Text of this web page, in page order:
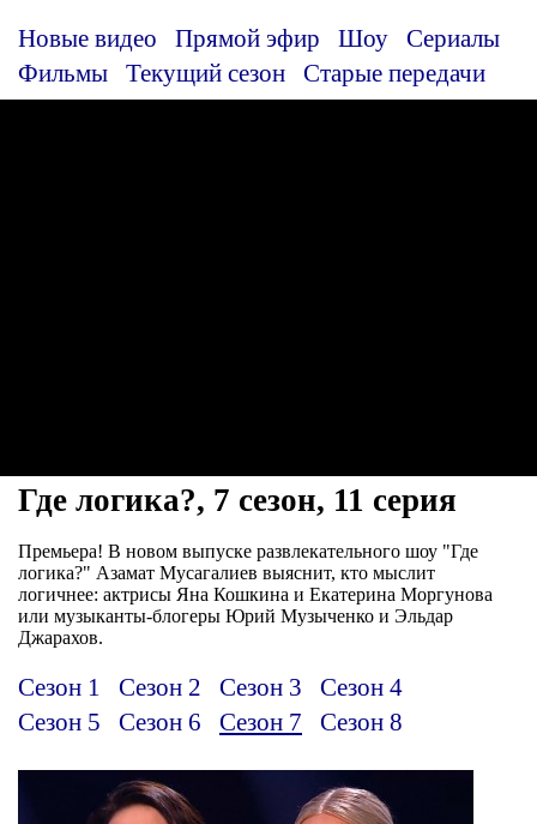
Новые видео Прямой эфир Шоу
Сериалы
Фильмы
Текущий сезон Старые передачи
Где логика?, 7 сезон, 11 серия
Премьера! В новом выпуске развлекательного шоу "Где
логика?" Азамат Мусагалиев выяснит, кто мыслит
логичнее: актрисы Яна Кошкина и Екатерина Моргунова
или музыканты-блогеры Юрий Музыченко и Эльдар
Джарахов.
Сезон 1 Сезон 2 Сезон 3
Сезон 4
Сезон 5
Сезон 6 Сезон 7 Сезон 8